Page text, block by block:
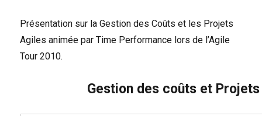
Présentation sur la Gestion des Coûts et les Projets
Agiles animée par Time Performance lors de l’Agile
Tour 2010.
Gestion des coûts et